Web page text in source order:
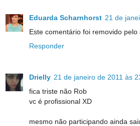
Eduarda Scharnhorst 21 de
Este comentário foi removido pelo
Responder
Drielly 21 de janeiro de 2011 às
fica triste não Rob
vc é profissional XD
mesmo não participando ainda